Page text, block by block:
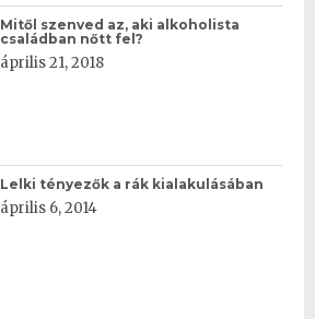
Mitől szenved az, aki alkoholista
családban nőtt fel?
április 21, 2018
Lelki tényezők a rák kialakulásában
április 6, 2014